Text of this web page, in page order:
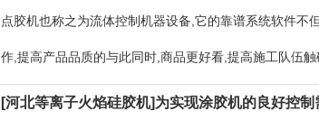
点胶机也称之为流体控制机器设备,它的靠谱系统软件
作,提高产品品质的与此同时,商品更好看,提高施工队伍
不匀称、商品一致性差、必须提升每人
[河北等离子火焰硅胶机]为实现涂胶机的良好控